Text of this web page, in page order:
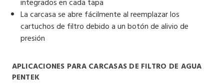
integrados en cada tapa
La carcasa se abre fácilmente al reemplazar los
cartuchos de filtro debido a un botón de alivio de
presión
APLICACIONES PARA CARCASAS DE FILTRO DE AGUA
PENTEK